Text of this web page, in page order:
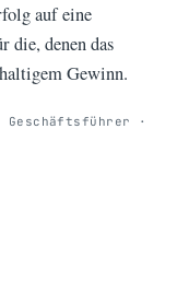
auf eine
die, denen das
Gewinn.
Geschäftsführer ·